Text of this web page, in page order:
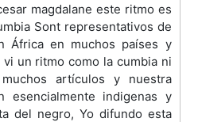
magdalane este ritmo es
Sont representativos de
África en muchos países y
un ritmo como la cumbia ni
artículos y nuestra
esencialmente indigenas y
del negro, Yo difundo esta